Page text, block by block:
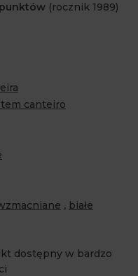
(rocznik 1989)
canteiro
, białe
dostępny w bardzo